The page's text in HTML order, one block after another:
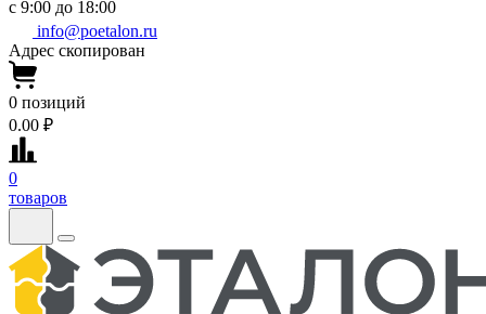
с 9:00 до 18:00
info@poetalon.ru
Адрес скопирован
0 позиций
0.00 ₽
0
товаров